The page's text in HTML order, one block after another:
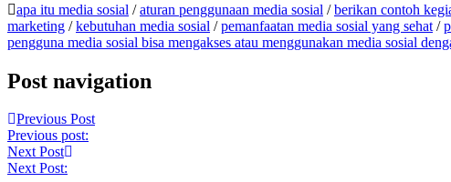
apa itu media sosial /aturan penggunaan media sosial /berikan contoh
marketing /kebutuhan media sosial /pemanfaatan media sosial yang sehat /
pengguna media sosial bisa mengakses atau menggunakan media sosial
Post navigation
Previous Post
Previous post:
Next Post
Next Post: